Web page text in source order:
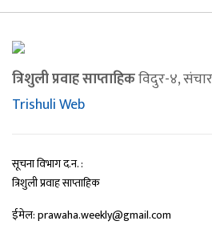
त्रिशुली प्रवाह साप्ताहिकविदुर-४,
Trishuli Web
सूचना विभाग द.न. :
त्रिशुली प्रवाह साप्ताहिक
ईमेल: prawaha.weekly@gmail.com